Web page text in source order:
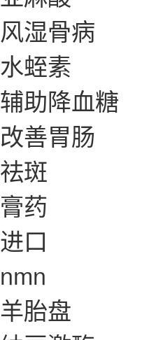
风湿骨病
水蛭素
辅助降血糖
改善胃肠
祛斑
膏药
进口
nmn
羊胎盘